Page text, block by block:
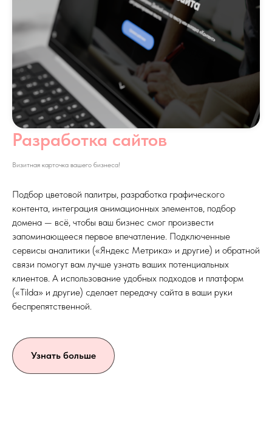
Разработка сайтов
Визитная карточка вашего бизнеса!
Подбор цветовой палитры, разработка графического
контента, интеграция анимационных элементов, подбор
домена — всё, чтобы ваш бизнес смог произвести
запоминающееся первое впечатление. Подключенные
сервисы аналитики («Яндекс Метрика» и другие) и обратной
связи помогут вам лучше узнать ваших потенциальных
клиентов. А использование удобных подходов и платформ
(«Tilda» и другие) сделает передачу сайта в ваши руки
беспрепятственной.
Узнать больше